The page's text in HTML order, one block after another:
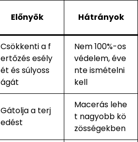
Előnyök Hátrányok
Csökkenti a f
ertőzés esély
ét és súlyoss
ágát
Nem 100%-os
védelem, éve
nte ismételni
kell
Gátolja a terj
edést
Macerás lehe
t nagyobb kö
zösségekben